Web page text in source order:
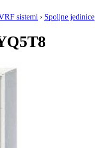
sistemi › Spoljne jedinice